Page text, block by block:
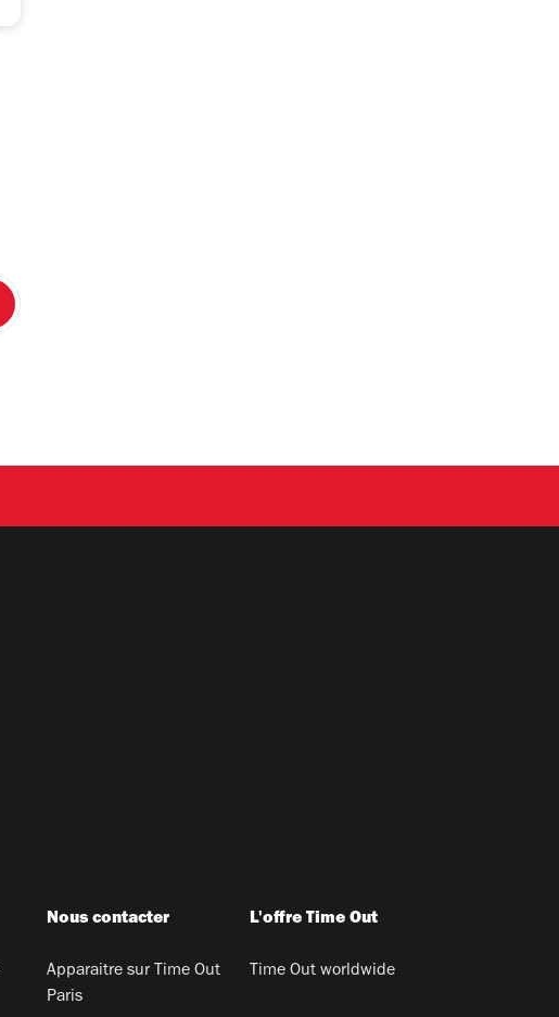
Nous contacter
Apparaitre sur Time Out
Paris
L'offre Time Out
Time Out worldwide